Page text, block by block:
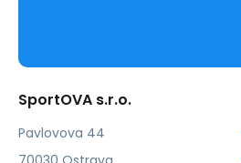
SportOVA s.r.o.
Pavlovova 44